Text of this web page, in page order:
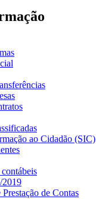
ao Cidadão (SIC)
2019
de Contas